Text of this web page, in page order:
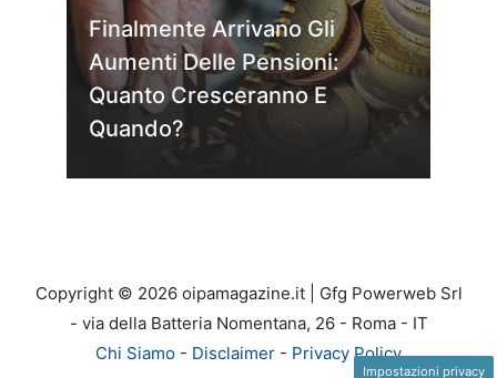
Finalmente Arrivano Gli
Aumenti Delle Pensioni:
Quanto Cresceranno E
Quando?
Copyright © 2026 oipamagazine.it | Gfg Powerweb Srl
- via della Batteria Nomentana, 26 - Roma - IT
Chi Siamo - Disclaimer - Privacy Policy
Impostazioni privacy